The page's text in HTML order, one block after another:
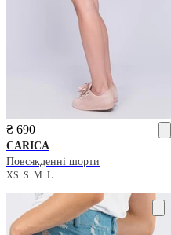
₴ 690
CARICA
Повсякденні шорти
XS S M L